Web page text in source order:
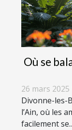
Où se
26 mars 2025
Divonne-les-
l’Ain, où les
facilement